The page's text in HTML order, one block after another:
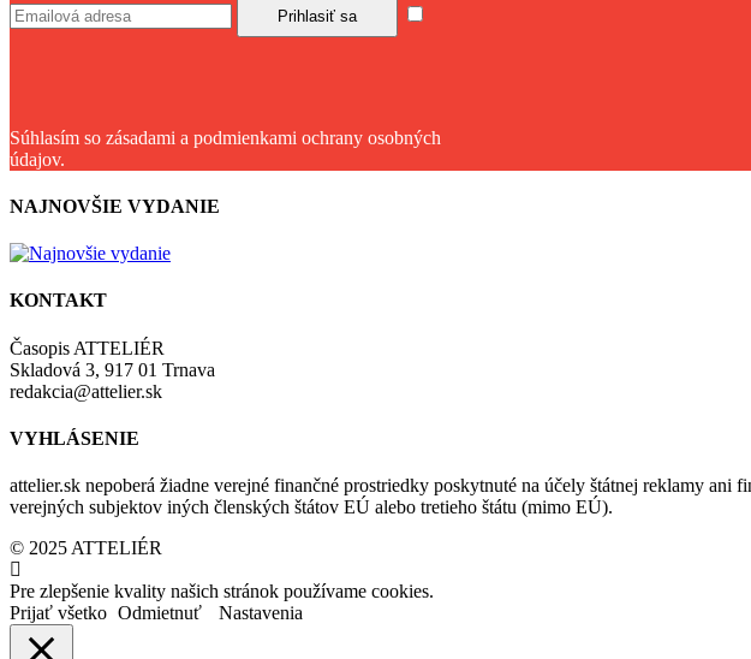
Súhlasím so zásadami a podmienkami ochrany osobných
údajov.
NAJNOVŠIE VYDANIE
KONTAKT
Časopis ATTELIÉR
Skladová 3, 917 01 Trnava
redakcia@attelier.sk
VYHLÁSENIE
attelier.sk nepoberá žiadne verejné finančné prostriedky poskytnuté na účely štátnej reklamy
verejných subjektov iných členských štátov EÚ alebo tretieho štátu (mimo EÚ).
© 2025 ATTELIÉR
Pre zlepšenie kvality našich stránok používame cookies.
Prijať všetko Odmietnuť Nastavenia